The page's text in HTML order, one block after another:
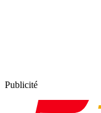
Publicité